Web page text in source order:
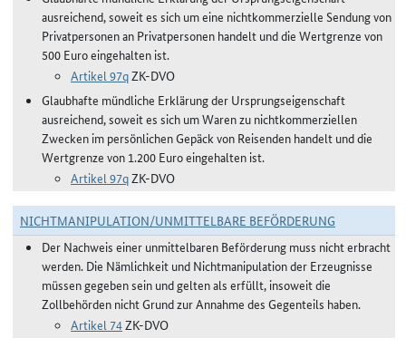
ausreichend, soweit es sich um eine nichtkommerzielle Sendung von
Privatpersonen an Privatpersonen handelt und die Wertgrenze von
500 Euro eingehalten ist.
Artikel 97qZK-DVO
Glaubhafte mündliche Erklärung der Ursprungseigenschaft
ausreichend, soweit es sich um Waren zu nichtkommerziellen
Zwecken im persönlichen Gepäck von Reisenden handelt und die
Wertgrenze von 1.200 Euro eingehalten ist.
Artikel 97qZK-DVO
NICHTMANIPULATION/UNMITTELBARE BEFÖRDERUNG
Der Nachweis einer unmittelbaren Beförderung muss nicht erbracht
werden. Die Nämlichkeit und Nichtmanipulation der Erzeugnisse
müssen gegeben sein und gelten als erfüllt, insoweit die
Zollbehörden nicht Grund zur Annahme des Gegenteils haben.
Artikel 74ZK-DVO